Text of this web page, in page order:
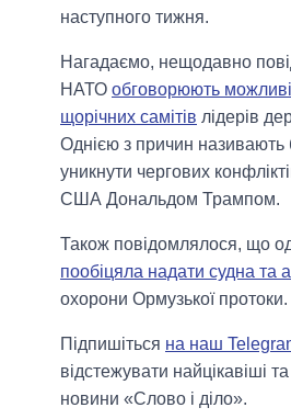
наступного тижня.
Нагадаємо, нещодавно
НАТО обговорюють
щорічних самітів лідерів
Однією з причин
уникнути чергових
США Дональдом Трампом.
Також повідомлялося, що
пообіцяла надати судна та
охорони Ормузької протоки.
Підпишіться на наш
відстежувати найцікавіші
новини «Слово і діло».